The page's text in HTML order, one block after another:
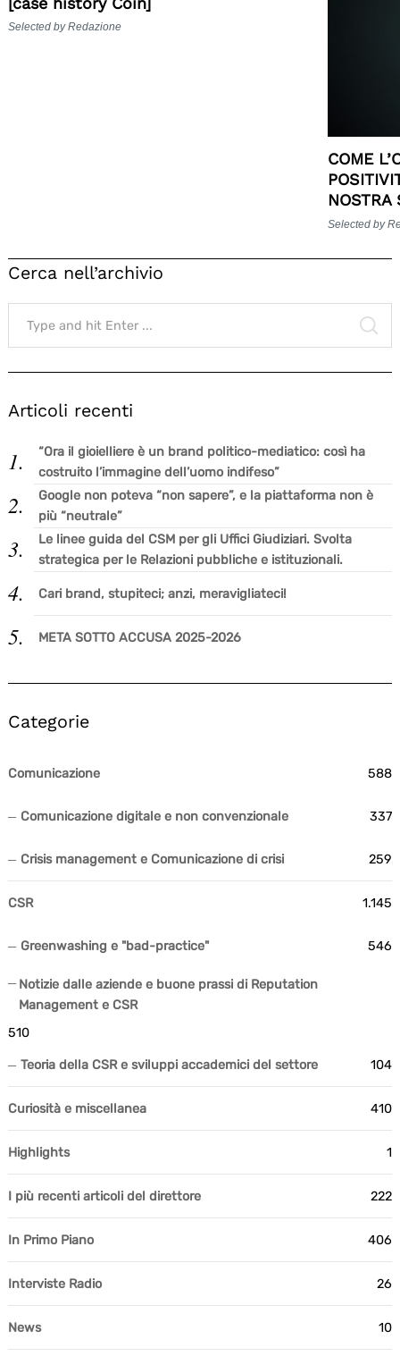
Selected by Redazione
COME
NOSTRA
Selected by
Cerca nell’archivio
Search
for:
Articoli recenti
“Ora il gioielliere è un brand politico-mediatico: così ha
costruito l’immagine dell’uomo indifeso”
Google non poteva “non sapere”, e la piattaforma non è
più “neutrale”
Le linee guida del CSM per gli Uffici Giudiziari. Svolta
strategica per le Relazioni pubbliche e istituzionali.
Cari brand, stupiteci; anzi, meravigliateci!
META SOTTO ACCUSA 2025-2026
Categorie
Comunicazione 588
Comunicazione digitale e non convenzionale 337
Crisis management e Comunicazione di crisi 259
CSR 1.145
Greenwashing e "bad-practice" 546
Notizie dalle aziende e buone prassi di Reputation
Management e CSR
510
Teoria della CSR e sviluppi accademici del settore 104
Curiosità e miscellanea 410
Highlights 1
I più recenti articoli del direttore 222
In Primo Piano 406
Interviste Radio 26
News 10